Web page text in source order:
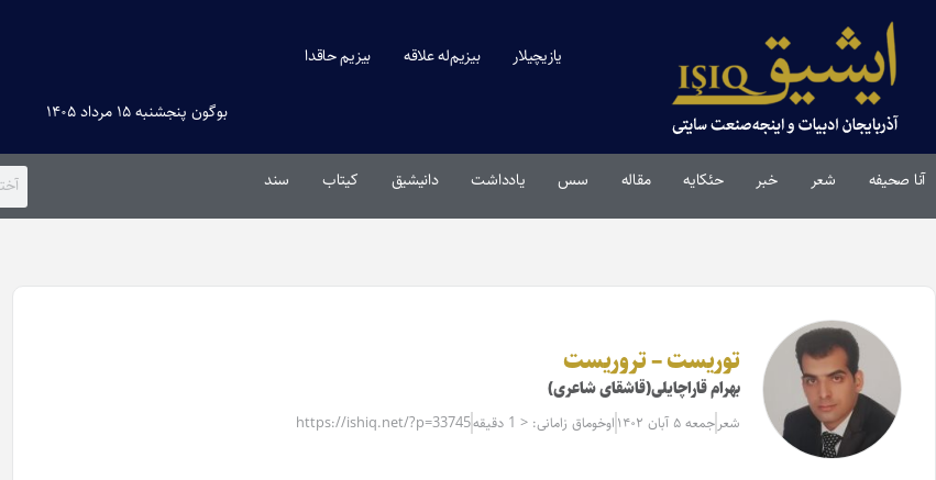
یازیچیلار بیزیم‌له علاقه بیزیم حاقدا
بوگون پنجشنبه ۱۵ مرداد ۱۴۰۵
آنا صحیفه شعر خبر حئکایه مقاله‌ سس یادداشت دانیشیق کیتاب سند
توریست – تروریست
بهرام قاراچایلی(قاشقای شاعری)
شعر جمعه ۵ آبان ۱۴۰۲ اوخوماق زامانی: < 1 دقیقه https://ishiq.net/?p=33745